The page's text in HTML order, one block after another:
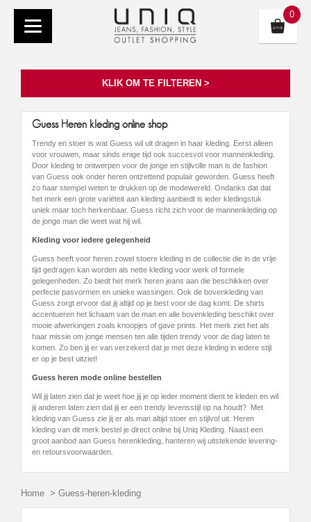
0
KLIK OM TE FILTEREN >
Guess Heren kleding online shop
Trendy en stoer is wat Guess wil uit dragen in haar kleding. Eerst alleen
voor vrouwen, maar sinds enige tijd ook succesvol voor mannenkleding.
Door kleding te ontwerpen voor de jonge en stijlvolle man is de fashion
van Guess ook onder heren ontzettend populair geworden. Guess heeft
zo haar stempel weten te drukken op de modewereld. Ondanks dat dat
het merk een grote variëteit aan kleding aanbiedt is ieder kledingstuk
uniek maar toch herkenbaar. Guess richt zich voor de mannenkleding op
de jonge man die weet wat hij wil.
Kleding voor iedere gelegenheid
Guess heeft voor heren zowel stoere kleding in de collectie die in de vrije
tijd gedragen kan worden als nette kleding voor werk of formele
gelegenheden. Zo biedt het merk heren jeans aan die beschikken over
perfecte pasvormen en unieke wassingen. Ook de bovenkleding van
Guess zorgt ervoor dat jij altijd op je best voor de dag komt. De shirts
accentueren het lichaam van de man en alle bovenkleding beschikt over
mooie afwerkingen zoals knoopjes of gave prints. Het merk ziet het als
haar missie om jonge mensen ten alle tijden trendy voor de dag laten te
komen. Zo ben jij er van verzekerd dat je met deze kleding in iedere stijl
er op je best uitziet!
Guess heren mode online bestellen
Wil jij laten zien dat je weet hoe jij je op ieder moment dient te kleden en wil
jij anderen laten zien dat jij er een trendy levensstijl op na houdt? Met
kleding van Guess zie jij er als man altijd stoer en stijlvol uit. Heren
kleding van dit merk bestel je direct online bij Uniq Kleding. Naast een
groot aanbod aan Guess herenkleding, hanteren wij uitstekende levering-
en retoursvoorwaarden.
Home > Guess-heren-kleding